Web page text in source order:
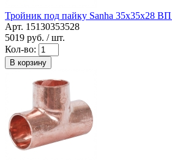
Тройник под пайку Sanha 35x35x28
Арт. 15130353528
5019 руб. / шт.
Кол-во:
В корзину